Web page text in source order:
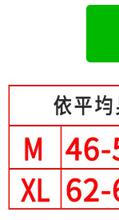
流程，驗證手機門號
3.實際核准額度、可
4.訂單成立30分鐘內
消。如遇「轉專審核
【繳款方式說明】
1.分期款項不併入電
2.透過簡訊連結打開
帳／街口支付／iPASS
【注意事項】
1.本服務係由「台灣
用戶於交易時，得透過
AFTEE先享後付是「
１．簡單：不需註冊
３．安心：先確認商品
【「AFTEE先享後付
１．於結帳方式選擇「
結帳頁面，進行簡訊
２．訂單成立數日內，
３．收到繳費通知簡
ATM／網路銀行／等
※ 請注意：結帳手續
「Hami Point」為中
運送方式
全家付款取貨
每筆NT$80，滿
付款後全家取貨
每筆NT$80，滿